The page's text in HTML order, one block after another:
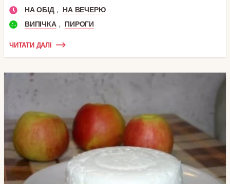
НА ОБІД ,
НА ВЕЧЕРЮ
ВИПІЧКА , ПИРОГИ
ЧИТАТИ ДАЛІ